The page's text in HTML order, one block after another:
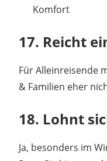
Komfort
17. Reicht
Für Alleinreisende
& Familien eher
18. Lohnt
Ja, besonders im